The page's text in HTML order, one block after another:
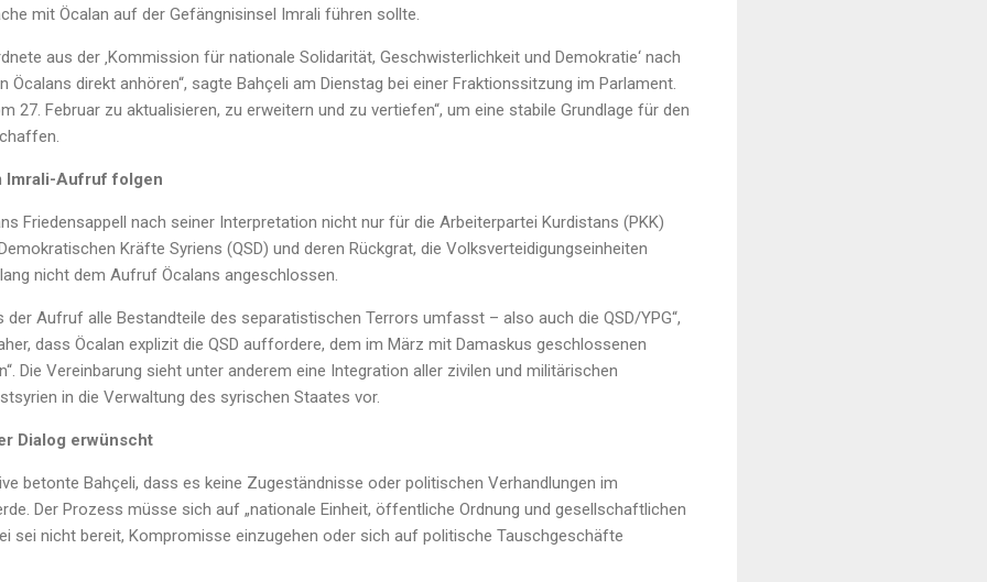
mit Öcalan auf der Gefängnisinsel Imrali führen sollte.
aus der ‚Kommission für nationale Solidarität, Geschwisterlichkeit und Demokratie‘ nach
Öcalans direkt anhören“, sagte Bahçeli am Dienstag bei einer Fraktionssitzung im Parlament.
27. Februar zu aktualisieren, zu erweitern und zu vertiefen“, um eine stabile Grundlage für den
Imrali-Aufruf folgen
Friedensappell nach seiner Interpretation nicht nur für die Arbeiterpartei Kurdistans (PKK)
Kräfte Syriens (QSD) und deren Rückgrat, die Volksverteidigungseinheiten
nicht dem Aufruf Öcalans angeschlossen.
der Aufruf alle Bestandteile des separatistischen Terrors umfasst – also auch die QSD/YPG“,
dass Öcalan explizit die QSD auffordere, dem im März mit Damaskus geschlossenen
Die Vereinbarung sieht unter anderem eine Integration aller zivilen und militärischen
in die Verwaltung des syrischen Staates vor.
Dialog erwünscht
betonte Bahçeli, dass es keine Zugeständnisse oder politischen Verhandlungen im
Der Prozess müsse sich auf „nationale Einheit, öffentliche Ordnung und gesellschaftlichen
sei nicht bereit, Kompromisse einzugehen oder sich auf politische Tauschgeschäfte